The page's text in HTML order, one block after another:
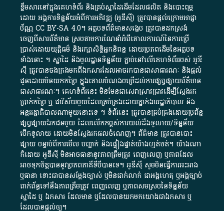
ខ្លឹមសារ​នៅ​ក្នុង​គេហទំព័រ និង​គ្រប់​ស្នា​ដៃ​ដើម​ដែល​ផលិត​ និង​បោះពុម្ព​
ដោយ​ អង្គការ​ទិន្នន័យ​អំពី​ការអភិវឌ្ឍ​​ (អូ​ឌី​ស៊ី)​ ត្រូវ​បាន​ផ្តល់​ក្រោម​អាជ្ញា
ប័ណ្ណ​CC BY-SA 4.0។​ អត្ថបទ​ព័ត៌មាន​សង្ខេប​ ត្រូវ​បាន​ដកស្រង់​
ចេញពី​សារព័ត៌មាន ស្របតាមការ​ណែនាំ​អំពី​គោលការណ៍​នៃ​ការ​ប្រើ
ប្រាស់​ដោយ​យុត្តិធម៌​ និង​រក្សាសិទ្ធិអ្នកនិពន្ធ ដោយ​ប្រភពដើម​នៃ​​អត្ថបទ
ទាំង​នោះ​ ។​ ស្នាដៃ​ និង​មូលដ្ឋាន​ទិន្នន័យ ​ភ្ជាប់​នៅ​លើ​គេហទំព័រ​របស់​ អូ​ឌី​
ស៊ី​ ត្រូវ​បាន​ចងក្រង​មក​ពី​ឯកសារ​ដែល​អាច​រក​បានជា​សាធារណៈ​ និង​ផ្តល់​
ជូន​ដោយ​មិន​យក​កម្រៃ​ ក្នុង​គោលបំណង​បម្រើ​ដល់ការ​ផ្សព្វផ្សាយ​ព័ត៌មាន​
ជា​សាធារណៈ​។​ គេហទំព័រ​នេះ​ មិនមែន​ជា​សេវា​ស្រាវជ្រាវ​ដើម្បី​ស្វែងរក
ប្រាក់​កម្រៃ​ ឬ​ ជា​វិស័យ​មួយ​ដែល​គ្រប់គ្រង​ដោយ​ភ្នាក់ងារ​រដ្ឋាភិបាល​ និង ​
អន្តររដ្ឋាភិបាល​ណាមួយ​នោះ​ទេ ​។​ ទំព័រ​នេះ​ ត្រូវ​បាន​គ្រប់គ្រង​ដោយ​ប្រព័ន្ធ​
ផ្សព្វផ្សាយ​ឯកជន​មួយ​ ដែល​លើកកម្ពស់​ការ​យល់​ដឹង​ទូលាយ​/​ទិន្នន័យ​
បើក​ទូលាយ​ ដោយ​មិនស្វែង​រក​ផល​ចំណេញ​។​ ព័ត៌មាន​ ត្រូវ​បាន​បោះ
ផ្សាយ​ បន្ទាប់​ពី​ការ​មើល​ បញ្ជាក់​ និង​ផ្ទៀងផ្ទាត់​យ៉ាង​ហ្មត់ចត់​។​ យ៉ាងណា​
ក៏​ដោយ​ អូ​ឌី​ស៊ី​ មិន​អាច​ធានា​នូវ​ភាព​ត្រឹមត្រូវ​ ពេញលេញ​ ឬ​ភាព​ដែល​
អាច​ទុកចិត្ត​បាននូវ​ប្រភព​ភាគី​ទី​បី​បាន​ទេ​។​ អូ​ឌី​ស៊ី​ សូម​មិន​ធ្វើការ​អះអាង​
ឬ​ធានា​ ទោះជា​បាន​សម្តែង​ច្បាស់​ ឬ​មិន​ជាក់លាក់​ ជា​អង្គហេតុ​ ឬ​អង្គច្បាប់​
ពាក់ព័ន្ធ​ទៅ​នឹង​ភាព​ត្រឹមត្រូវ​ ពេញលេញ​ ឬ​ភាព​សម​ស្រប​នៃ​ទិន្នន័យ​
ស្នាដៃ​ ឬ​ ឯកសារ​ ដែល​មាន​ ឬ​ដែល​បាន​យក​មក​យោង​ជា​ឯកសារ​ ឬ​
ដែល​បាន​ផ្តល់​ឲ្យ​។